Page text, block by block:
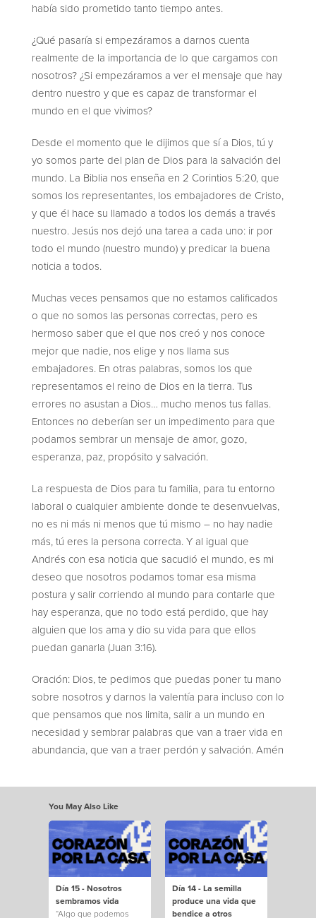
había sido prometido tanto tiempo antes.
¿Qué pasaría si empezáramos a darnos cuenta
realmente de la importancia de lo que cargamos con
nosotros? ¿Si empezáramos a ver el mensaje que hay
dentro nuestro y que es capaz de transformar el
mundo en el que vivimos?
Desde el momento que le dijimos que sí a Dios, tú y
yo somos parte del plan de Dios para la salvación del
mundo. La Biblia nos enseña en 2 Corintios 5:20, que
somos los representantes, los embajadores de Cristo,
y que él hace su llamado a todos los demás a través
nuestro. Jesús nos dejó una tarea a cada uno: ir por
todo el mundo (nuestro mundo) y predicar la buena
noticia a todos.
Muchas veces pensamos que no estamos calificados
o que no somos las personas correctas, pero es
hermoso saber que el que nos creó y nos conoce
mejor que nadie, nos elige y nos llama sus
embajadores. En otras palabras, somos los que
representamos el reino de Dios en la tierra. Tus
errores no asustan a Dios… mucho menos tus fallas.
Entonces no deberían ser un impedimento para que
podamos sembrar un mensaje de amor, gozo,
esperanza, paz, propósito y salvación.
La respuesta de Dios para tu familia, para tu entorno
laboral o cualquier ambiente donde te desenvuelvas,
no es ni más ni menos que tú mismo – no hay nadie
más, tú eres la persona correcta. Y al igual que
Andrés con esa noticia que sacudió el mundo, es mi
deseo que nosotros podamos tomar esa misma
postura y salir corriendo al mundo para contarle que
hay esperanza, que no todo está perdido, que hay
alguien que los ama y dio su vida para que ellos
puedan ganarla (Juan 3:16).
Oración: Dios, te pedimos que puedas poner tu mano
sobre nosotros y darnos la valentía para incluso con lo
que pensamos que nos limita, salir a un mundo en
necesidad y sembrar palabras que van a traer vida en
abundancia, que van a traer perdón y salvación. Amén
You May Also Like
Día 15 - Nosotros
sembramos vida
“Algo que podemos
Día 14 - La semilla
produce una vida que
bendice a otros